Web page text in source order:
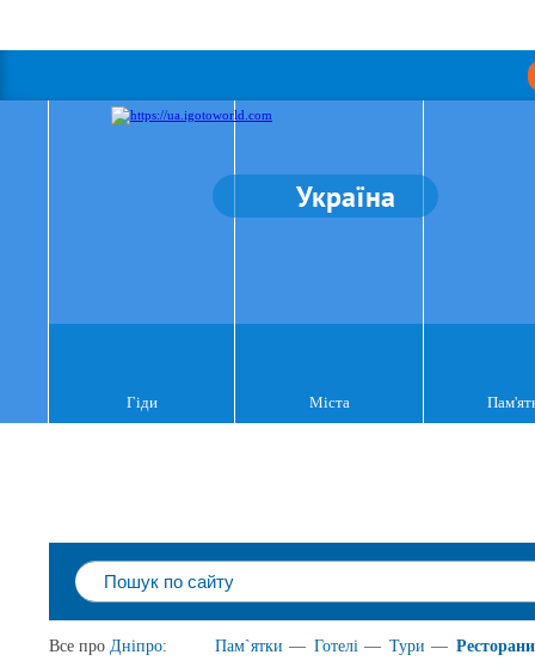
Україна
Гіди Міста
Все про Дніпро: Пам`ятки — Готелі — Тури — Ресторани